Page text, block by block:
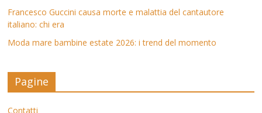
Francesco Guccini causa morte e malattia del cantautore
italiano: chi era
Moda mare bambine estate 2026: i trend del momento
Pagine
Contatti